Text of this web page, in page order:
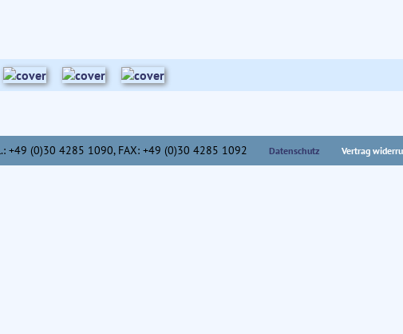
+49 (0)30 4285 1090, FAX: +49 (0)30 4285 1092 Datenschutz Vertrag